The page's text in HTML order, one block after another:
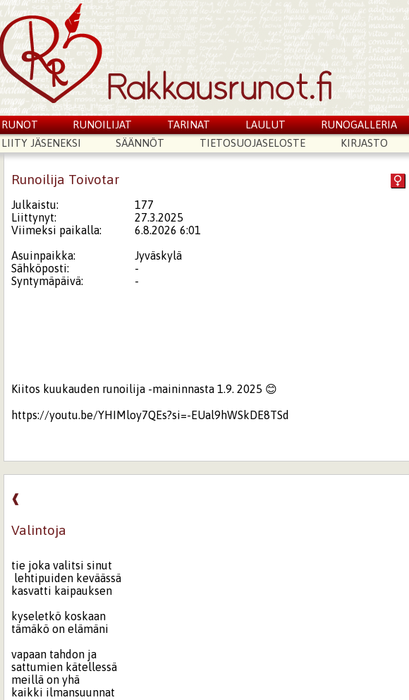
RUNOT RUNOILIJAT TARINAT LAULUT
RUNOGALLERIA
LIITY JÄSENEKSI
SÄÄNNÖT TIETOSUOJASELOSTE KIRJASTO
Runoilija Toivotar
Julkaistu:
177
Liittynyt:
27.3.2025
Viimeksi paikalla:
6.8.2026 6:01
Asuinpaikka:
Jyväskylä
Sähköposti:
-
Syntymäpäivä:
-
Kiitos kuukauden runoilija -maininnasta 1.9. 2025 😊
https://youtu.be/YHIMloy7QEs?si=-EUal9hWSkDE8TSd
❰
Valintoja
tie joka valitsi sinut
lehtipuiden keväässä
kasvatti kaipauksen
kyseletkö koskaan
tämäkö on elämäni
vapaan tahdon ja
sattumien kätellessä
meillä on yhä
kaikki ilmansuunnat